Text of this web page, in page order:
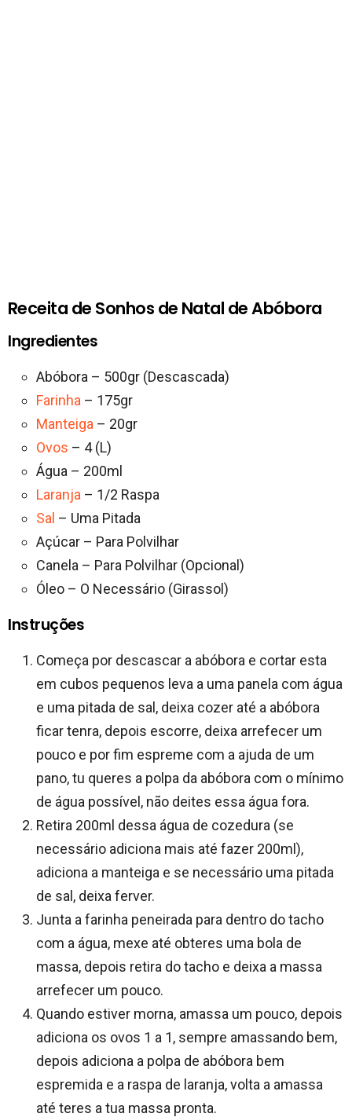
Receita de Sonhos de Natal de Abóbora
Ingredientes
Abóbora – 500gr (Descascada)
Farinha – 175gr
Manteiga – 20gr
Ovos – 4 (L)
Água – 200ml
Laranja – 1/2 Raspa
Sal – Uma Pitada
Açúcar – Para Polvilhar
Canela – Para Polvilhar (Opcional)
Óleo – O Necessário (Girassol)
Instruções
Começa por descascar a abóbora e cortar esta
em cubos pequenos leva a uma panela com água
e uma pitada de sal, deixa cozer até a abóbora
ficar tenra, depois escorre, deixa arrefecer um
pouco e por fim espreme com a ajuda de um
pano, tu queres a polpa da abóbora com o mínimo
de água possível, não deites essa água fora.
Retira 200ml dessa água de cozedura (se
necessário adiciona mais até fazer 200ml),
adiciona a manteiga e se necessário uma pitada
de sal, deixa ferver.
Junta a farinha peneirada para dentro do tacho
com a água, mexe até obteres uma bola de
massa, depois retira do tacho e deixa a massa
arrefecer um pouco.
Quando estiver morna, amassa um pouco, depois
adiciona os ovos 1 a 1, sempre amassando bem,
depois adiciona a polpa de abóbora bem
espremida e a raspa de laranja, volta a amassa
até teres a tua massa pronta.